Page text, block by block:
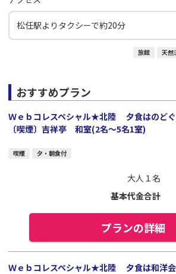
松任駅よりタクシーで約20分
旅館 天然
おすすめプラン
Ｗｅｂコレスペシャル★北陸 夕食はのど
〔喫煙〕吉祥亭 和室(2名～5名1室)
喫煙 夕・朝食付
大人１名
基本代金合計
プランの詳細
Ｗｅｂコレスペシャル★北陸 夕食は和洋